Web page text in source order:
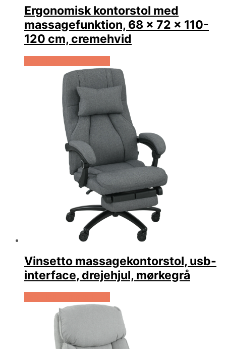
Ergonomisk kontorstol med
massagefunktion, 68 x 72 x 110-
120 cm, cremehvid
Vinsetto massagekontorstol, usb-
interface, drejehjul, mørkegrå